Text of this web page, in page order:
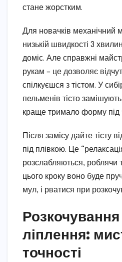
стане жорстким.
Для новачків механічний
низькій швидкості 3
доміс. Але справжні
рукам – це дозволяє
спілкуєшся з тістом. У
пельменів тісто
краще тримало форму під
Після замісу дайте тісту
під плівкою. Це
розслабляються, роблячи
цього кроку воно буде
мул, і рватися при
Розкочування
ліплення:
точності